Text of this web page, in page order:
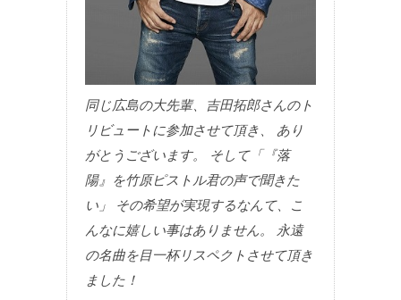
同じ広島の大先輩、吉田拓郎さんのト
リビュートに参加させて頂き、 あり
がとうございます。 そして「『落
陽』を竹原ピストル君の声で聞きた
い」 その希望が実現するなんて、こ
んなに嬉しい事はありません。 永遠
の名曲を目一杯リスペクトさせて頂き
ました！